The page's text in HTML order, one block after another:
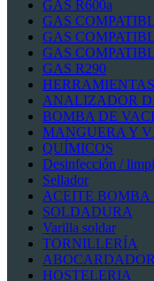
GAS R600a
GAS
GAS
GAS
GAS R290
HERRAMIENTAS
ANALIZADOR
BOMBA DE
MANGUERA Y
QUÍMICOS
Desinfección /
Sellador
ACEITE BOMBA
SOLDADURA
Varilla soldar
TORNILLERÍA
HOSTELERIA